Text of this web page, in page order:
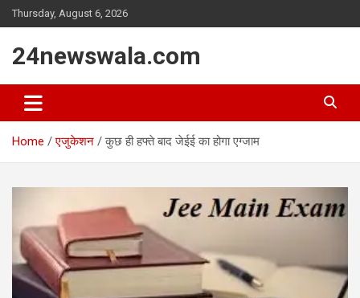
Skip
to
Thursday, August 6, 2026
24newswala.com
Home एजुकेशन कुछ ही हफ्ते बाद जेईई का होगा एग्जाम